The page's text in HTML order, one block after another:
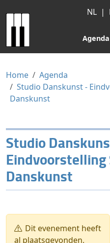
NL |
Agenda
Home
Agenda
Studio Danskunst -
Danskunst
Studio
Eindvoorstelling
Danskunst
Dit evenement heeft
al plaatsgevonden.